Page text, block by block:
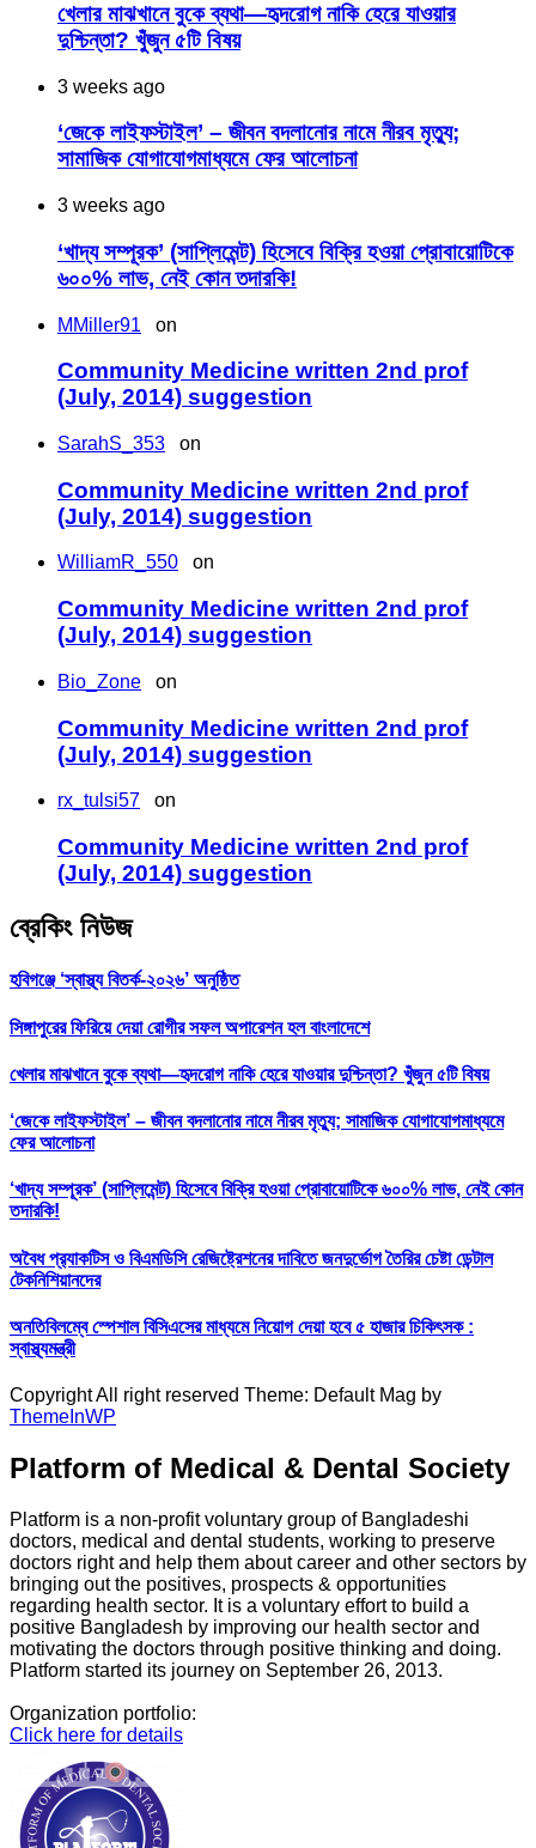
খেলার মাঝখানে বুকে ব্যথা—হৃদরোগ নাকি হেরে যাওয়ার
দুশ্চিন্তা? খুঁজুন ৫টি বিষয়
3 weeks ago
‘জেকে লাইফস্টাইল’ – জীবন বদলানোর নামে নীরব মৃত্যু;
সামাজিক যোগাযোগমাধ্যমে ফের আলোচনা
3 weeks ago
‘খাদ্য সম্পূরক’ (সাপ্লিমেন্ট) হিসেবে বিক্রি হওয়া প্রোবায়োটিকে
৬০০% লাভ, নেই কোন তদারকি!
MMiller91 on
Community Medicine written 2nd prof
(July, 2014) suggestion
SarahS_353 on
Community Medicine written 2nd prof
(July, 2014) suggestion
WilliamR_550 on
Community Medicine written 2nd prof
(July, 2014) suggestion
Bio_Zone on
Community Medicine written 2nd prof
(July, 2014) suggestion
rx_tulsi57 on
Community Medicine written 2nd prof
(July, 2014) suggestion
ব্রেকিং নিউজ
হবিগঞ্জে ‘স্বাস্থ্য বিতর্ক-২০২৬’ অনুষ্ঠিত
সিঙ্গাপুরের ফিরিয়ে দেয়া রোগীর সফল অপারেশন হল বাংলাদেশে
খেলার মাঝখানে বুকে ব্যথা—হৃদরোগ নাকি হেরে যাওয়ার দুশ্চিন্তা? খুঁজুন ৫টি বিষয়
‘জেকে লাইফস্টাইল’ – জীবন বদলানোর নামে নীরব মৃত্যু; সামাজিক যোগাযোগমাধ্যমে
ফের আলোচনা
‘খাদ্য সম্পূরক’ (সাপ্লিমেন্ট) হিসেবে বিক্রি হওয়া প্রোবায়োটিকে ৬০০% লাভ, নেই কোন
তদারকি!
অবৈধ প্র‍্যাকটিস ও বিএমডিসি রেজিষ্ট্রেশনের দাবিতে জনদুর্ভোগ তৈরির চেষ্টা ডেন্টাল
টেকনিশিয়ানদের
অনতিবিলম্বে স্পেশাল বিসিএসের মাধ্যমে নিয়োগ দেয়া হবে ৫ হাজার চিকিৎসক :
স্বাস্থ্যমন্ত্রী
Copyright All right reserved Theme: Default Mag by
ThemeInWP
Platform of Medical & Dental Society
Platform is a non-profit voluntary group of Bangladeshi
doctors, medical and dental students, working to preserve
doctors right and help them about career and other sectors by
bringing out the positives, prospects & opportunities
regarding health sector. It is a voluntary effort to build a
positive Bangladesh by improving our health sector and
motivating the doctors through positive thinking and doing.
Platform started its journey on September 26, 2013.
Organization portfolio:
Click here for details